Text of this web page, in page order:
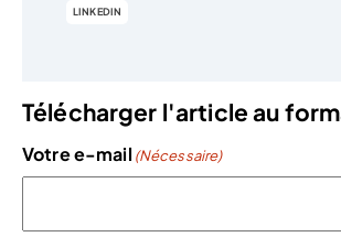
LINKEDIN
Télécharger l'article au
Votre e-mail (Nécessaire)